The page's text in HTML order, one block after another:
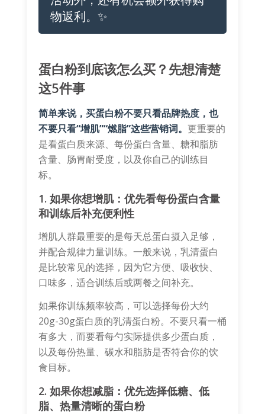
物返利。✨
蛋白粉到底该怎么买？先想清楚
这5件事
简单来说，买蛋白粉不要只看品牌热度，也
不要只看“增肌”“燃脂”这些营销词。 更重要的
是看蛋白质来源、每份蛋白含量、糖和脂肪
含量、肠胃耐受度，以及你自己的训练目
标。
1. 如果你想增肌：优先看每份蛋白含量
和训练后补充便利性
增肌人群最重要的是每天总蛋白摄入足够，
并配合规律力量训练。一般来说，乳清蛋白
是比较常见的选择，因为它方便、吸收快、
口味多，适合训练后或两餐之间补充。
如果你训练频率较高，可以选择每份大约
20g-30g蛋白质的乳清蛋白粉。不要只看一桶
有多大，而要看每勺实际提供多少蛋白质，
以及每份热量、碳水和脂肪是否符合你的饮
食目标。
2. 如果你想减脂：优先选择低糖、低
脂、热量清晰的蛋白粉